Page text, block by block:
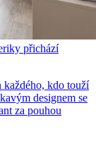
přichází
každého, kdo touží
designem se
za pouhou